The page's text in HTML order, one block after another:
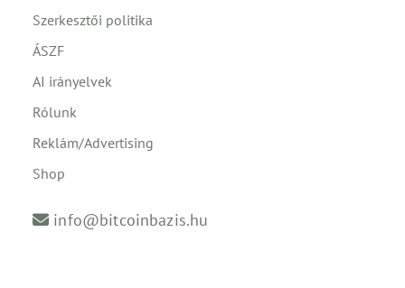
Szerkesztői politika
ÁSZF
AI irányelvek
Rólunk
Reklám/Advertising
Shop
info@bitcoinbazis.hu